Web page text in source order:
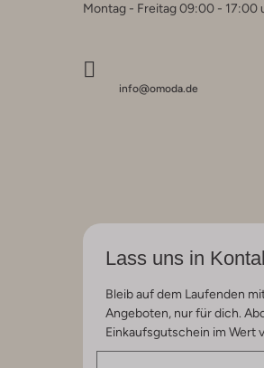
Montag - Freitag 09:00 - 17:00
info@omoda.de
Lass uns in
Bleib auf dem Laufenden
Angeboten, nur für dich.
Einkaufsgutschein im Wert